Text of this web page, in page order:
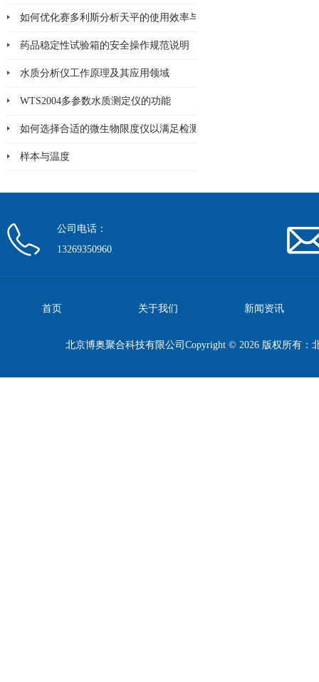
如何优化赛多利斯分析天平的使用效率与寿命？
药品稳定性试验箱的安全操作规范说明
水质分析仪工作原理及其应用领域
WTS2004多参数水质测定仪的功能
如何选择合适的微生物限度仪以满足检测需求？
样本与温度
公司电话：
13269350960
首页 关于我们 新闻资讯
北京博奥聚合科技有限公司Copyright © 2026 版权所有